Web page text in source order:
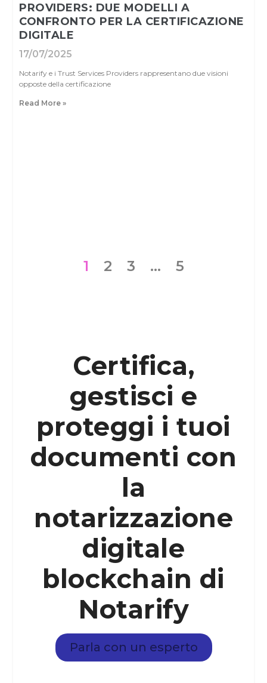
PROVIDERS: DUE MODELLI A
CONFRONTO PER LA CERTIFICAZIONE
DIGITALE
17/07/2025
Notarify e i Trust Services Providers rappresentano due visioni
opposte della certificazione
Read More »
1 2 3 … 5
Certifica,
gestisci e
proteggi i tuoi
documenti con
la
notarizzazione
digitale
blockchain di
Notarify
Parla con un esperto